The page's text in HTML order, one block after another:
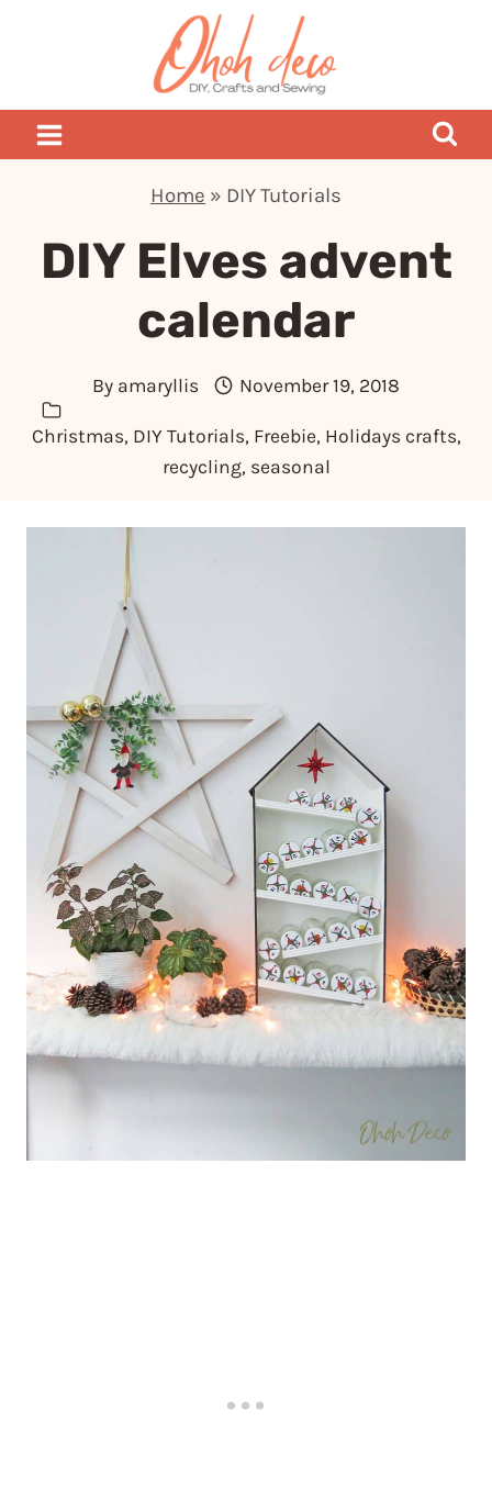
Home » DIY Tutorials
DIY Elves advent
calendar
By amaryllis November 19, 2018
Christmas, DIY Tutorials, Freebie, Holidays crafts,
recycling, seasonal